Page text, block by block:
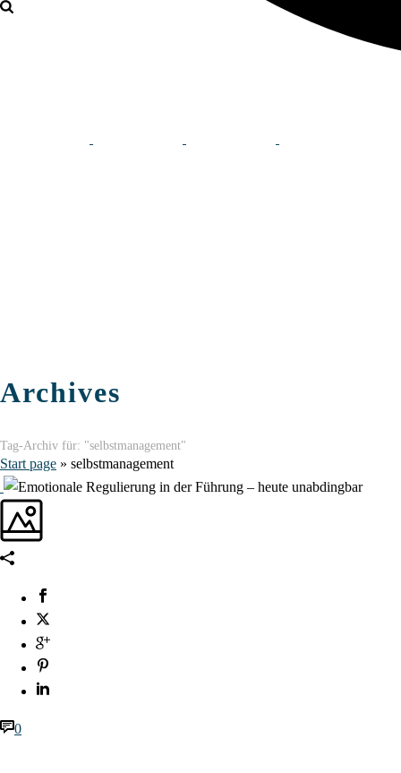
Archives
Tag-Archiv für: "selbstmanagement"
Start page » selbstmanagement
0